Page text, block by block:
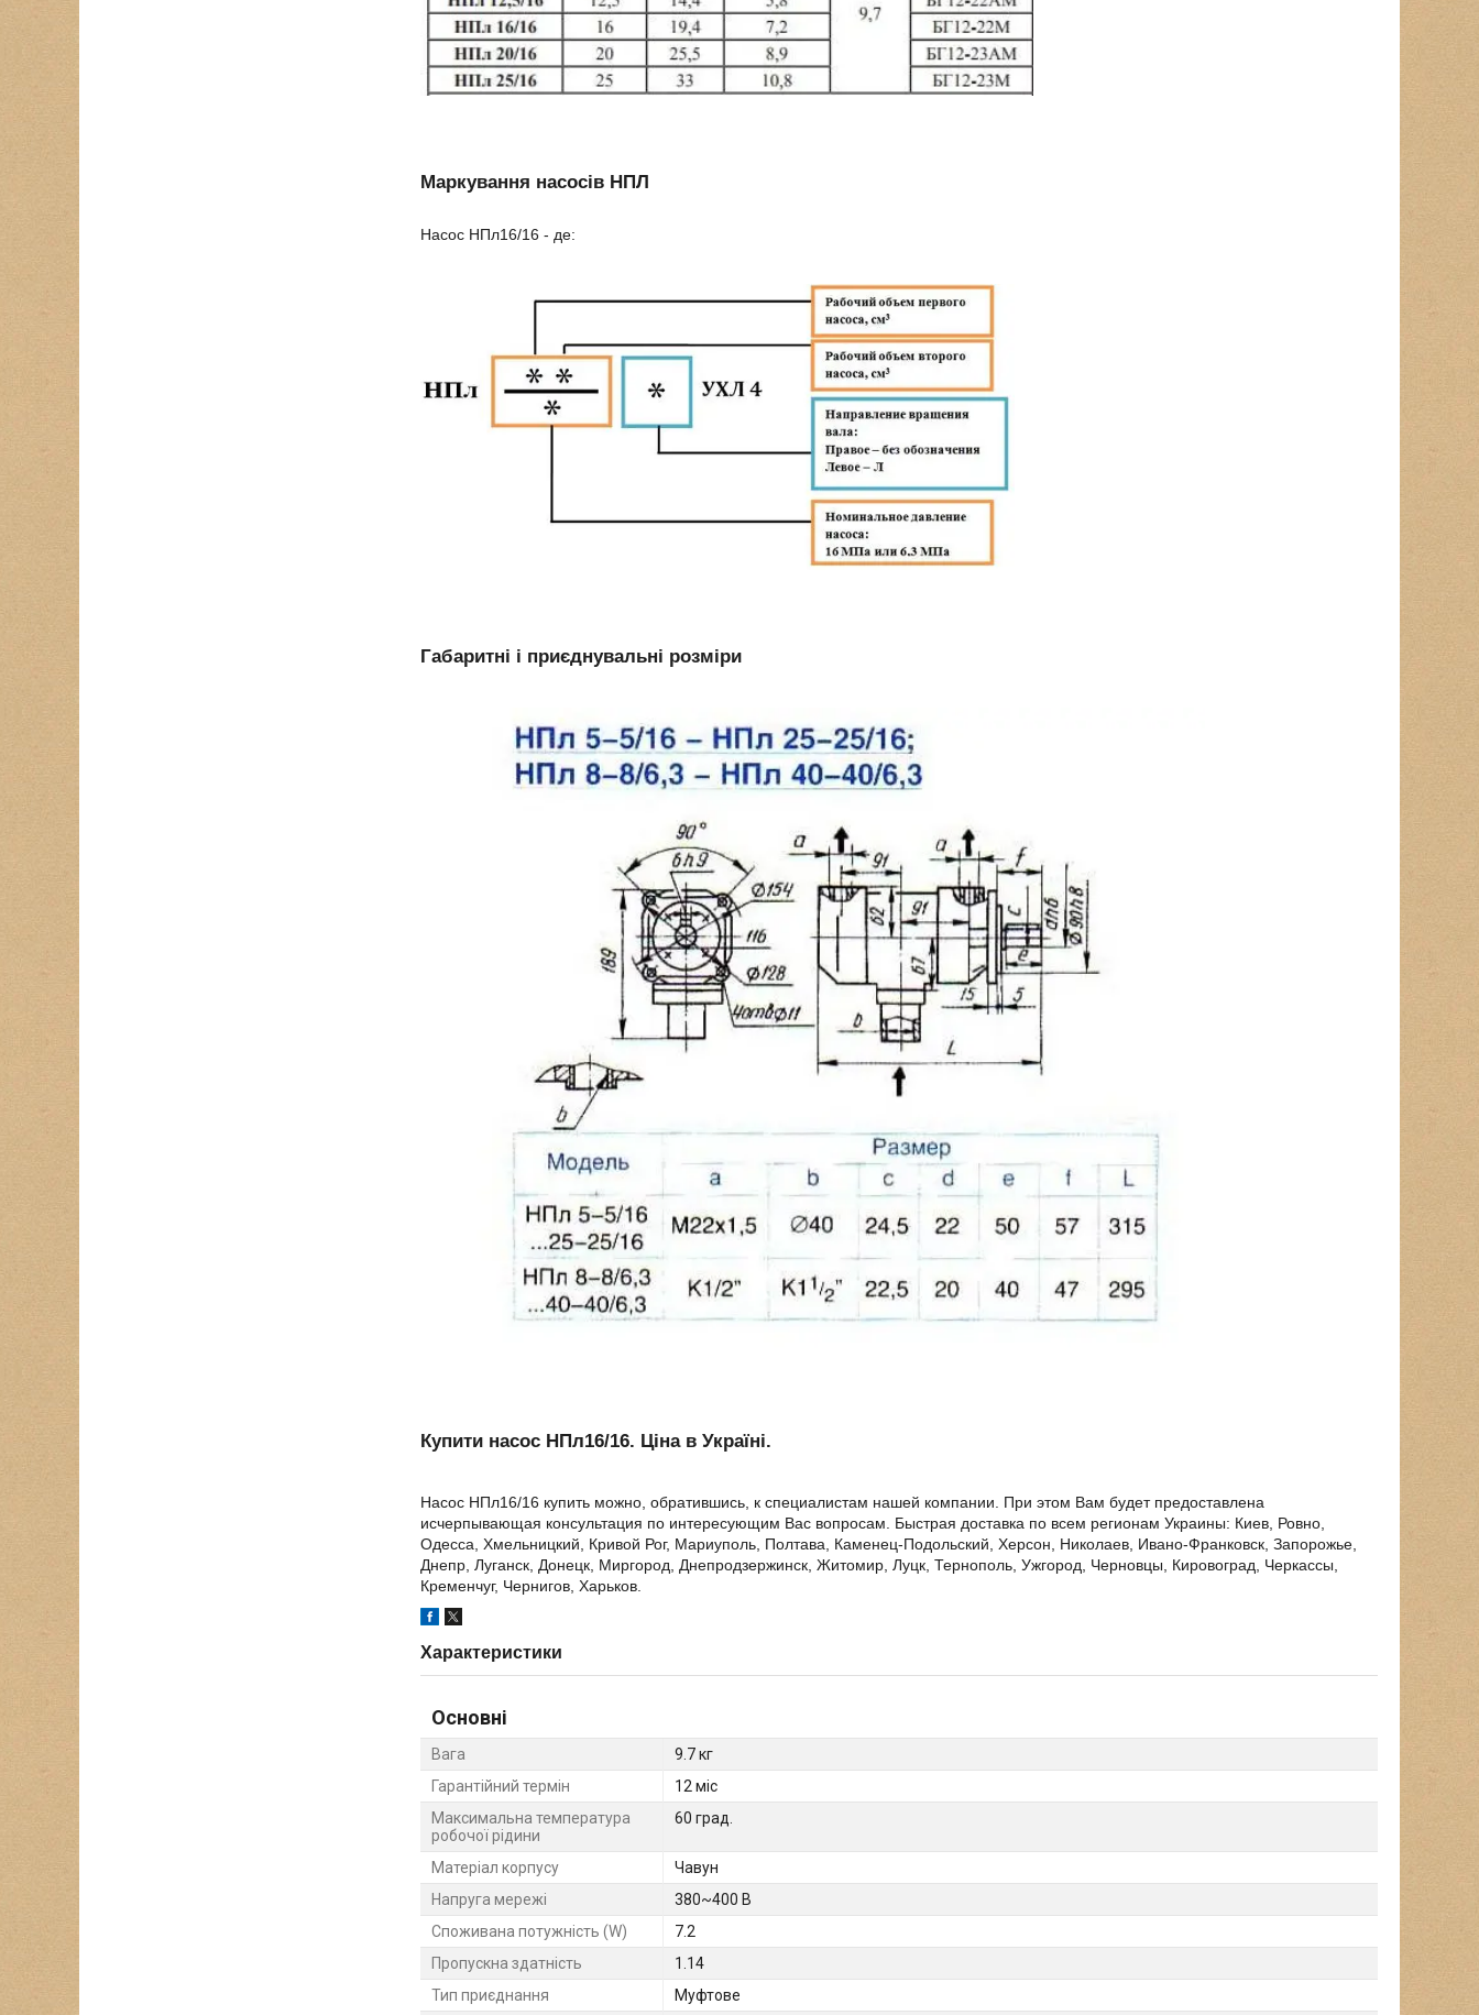
Маркування насосів НПЛ
Насос НПл16/16 - де:
Габаритні і приєднувальні розміри
Купити насос НПл16/16. Ціна в Україні.
Насос НПл16/16 купить можно, обратившись, к специалистам нашей компании. При этом Вам будет предоставлена
исчерпывающая консультация по интересующим Вас вопросам. Быстрая доставка по всем регионам Украины: Киев, Ровно,
Одесса, Хмельницкий, Кривой Рог, Мариуполь, Полтава, Каменец-Подольский, Херсон, Николаев, Ивано-Франковск, Запорожье,
Днепр, Луганск, Донецк, Миргород, Днепродзержинск, Житомир, Луцк, Тернополь, Ужгород, Черновцы, Кировоград, Черкассы,
Кременчуг, Чернигов, Харьков.
Характеристики
Основні
Вага
9.7 кг
Гарантійний термін
12 міс
Максимальна температура
робочої рідини
60 град.
Матеріал корпусу
Чавун
Напруга мережі
380~400 В
Споживана потужність (W)
7.2
Пропускна здатність
1.14
Тип приєднання
Муфтове